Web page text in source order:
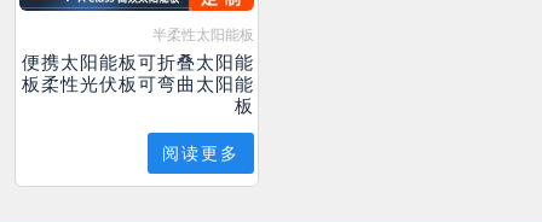
半柔性太阳能板
便携太阳能板可折叠太阳能
板柔性光伏板可弯曲太阳能
板
阅读更多